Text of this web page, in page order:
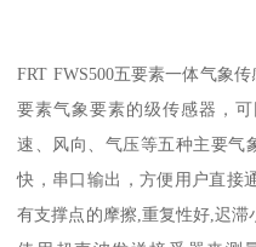
FRT FWS500五要素一体气象
要素气象要素的级传感器，
速、风向、气压等五种主要气
快，串口输出，方便用户直接
有支撑点的摩擦,重复性好,迟滞